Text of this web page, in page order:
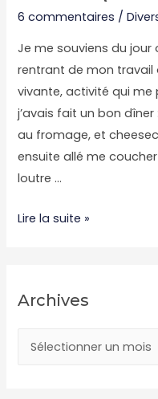
6 commentaires /
Je me souviens du jour
rentrant de mon travail
vivante, activité qui
j’avais fait un bon
au fromage, et
ensuite allé me
loutre …
La
Garou
pas)
Lire la suite »
Archives